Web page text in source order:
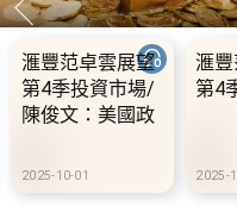
滙豐范卓雲展望
第4季投資市場/
陳俊文：美國政
股調整藉口
2025-10-01
滙
第4
2025-